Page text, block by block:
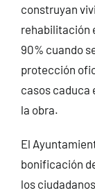
construyan
rehabilitación
90% cuando
protección
casos caduca
la obra.
El
bonificación
los